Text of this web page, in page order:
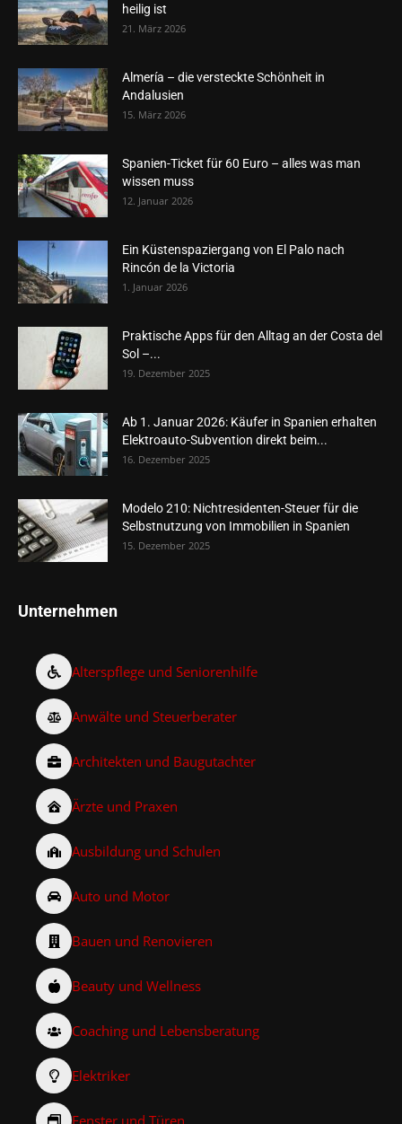
heilig ist
21. März 2026
Almería – die versteckte Schönheit in
Andalusien
15. März 2026
Spanien-Ticket für 60 Euro – alles was man
wissen muss
12. Januar 2026
Ein Küstenspaziergang von El Palo nach
Rincón de la Victoria
1. Januar 2026
Praktische Apps für den Alltag an der Costa del
Sol –...
19. Dezember 2025
Ab 1. Januar 2026: Käufer in Spanien erhalten
Elektroauto-Subvention direkt beim...
16. Dezember 2025
Modelo 210: Nichtresidenten-Steuer für die
Selbstnutzung von Immobilien in Spanien
15. Dezember 2025
Unternehmen
Alterspflege und Seniorenhilfe
Anwälte und Steuerberater
Architekten und Baugutachter
Ärzte und Praxen
Ausbildung und Schulen
Auto und Motor
Bauen und Renovieren
Beauty und Wellness
Coaching und Lebensberatung
Elektriker
Fenster und Türen